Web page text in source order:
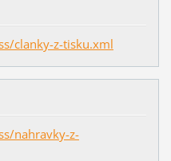
clanky-z-tisku.xml
nahravky-z-